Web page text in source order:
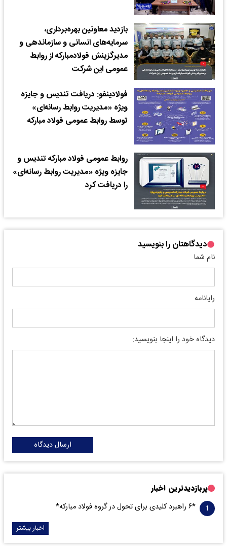
بازدید معاونین بهره‌برداری،
سرمایه‌های انسانی و سازماندهی و
مدیرگزینش فولادمبارکه از روابط
عمومی این شرکت
فولادینفو: دریافت تندیس و جایزه
ویژه «مدیریت روابط رسانه‌ای»
توسط روابط عمومی فولاد مبارکه
روابط عمومی فولاد مبارکه تندیس و
جایزه ویژه «مدیریت روابط رسانه‌ای»
را دریافت کرد
دیدگاهتان را بنویسید
نام شما
رایانامه
دیدگاه خود را اینجا بنویسید:
ارسال دیدگاه
پربازدیدترین اخبار
*۶ راهبرد کلیدی برای تحول در گروه فولاد مبارکه*
اخبار بیشتر